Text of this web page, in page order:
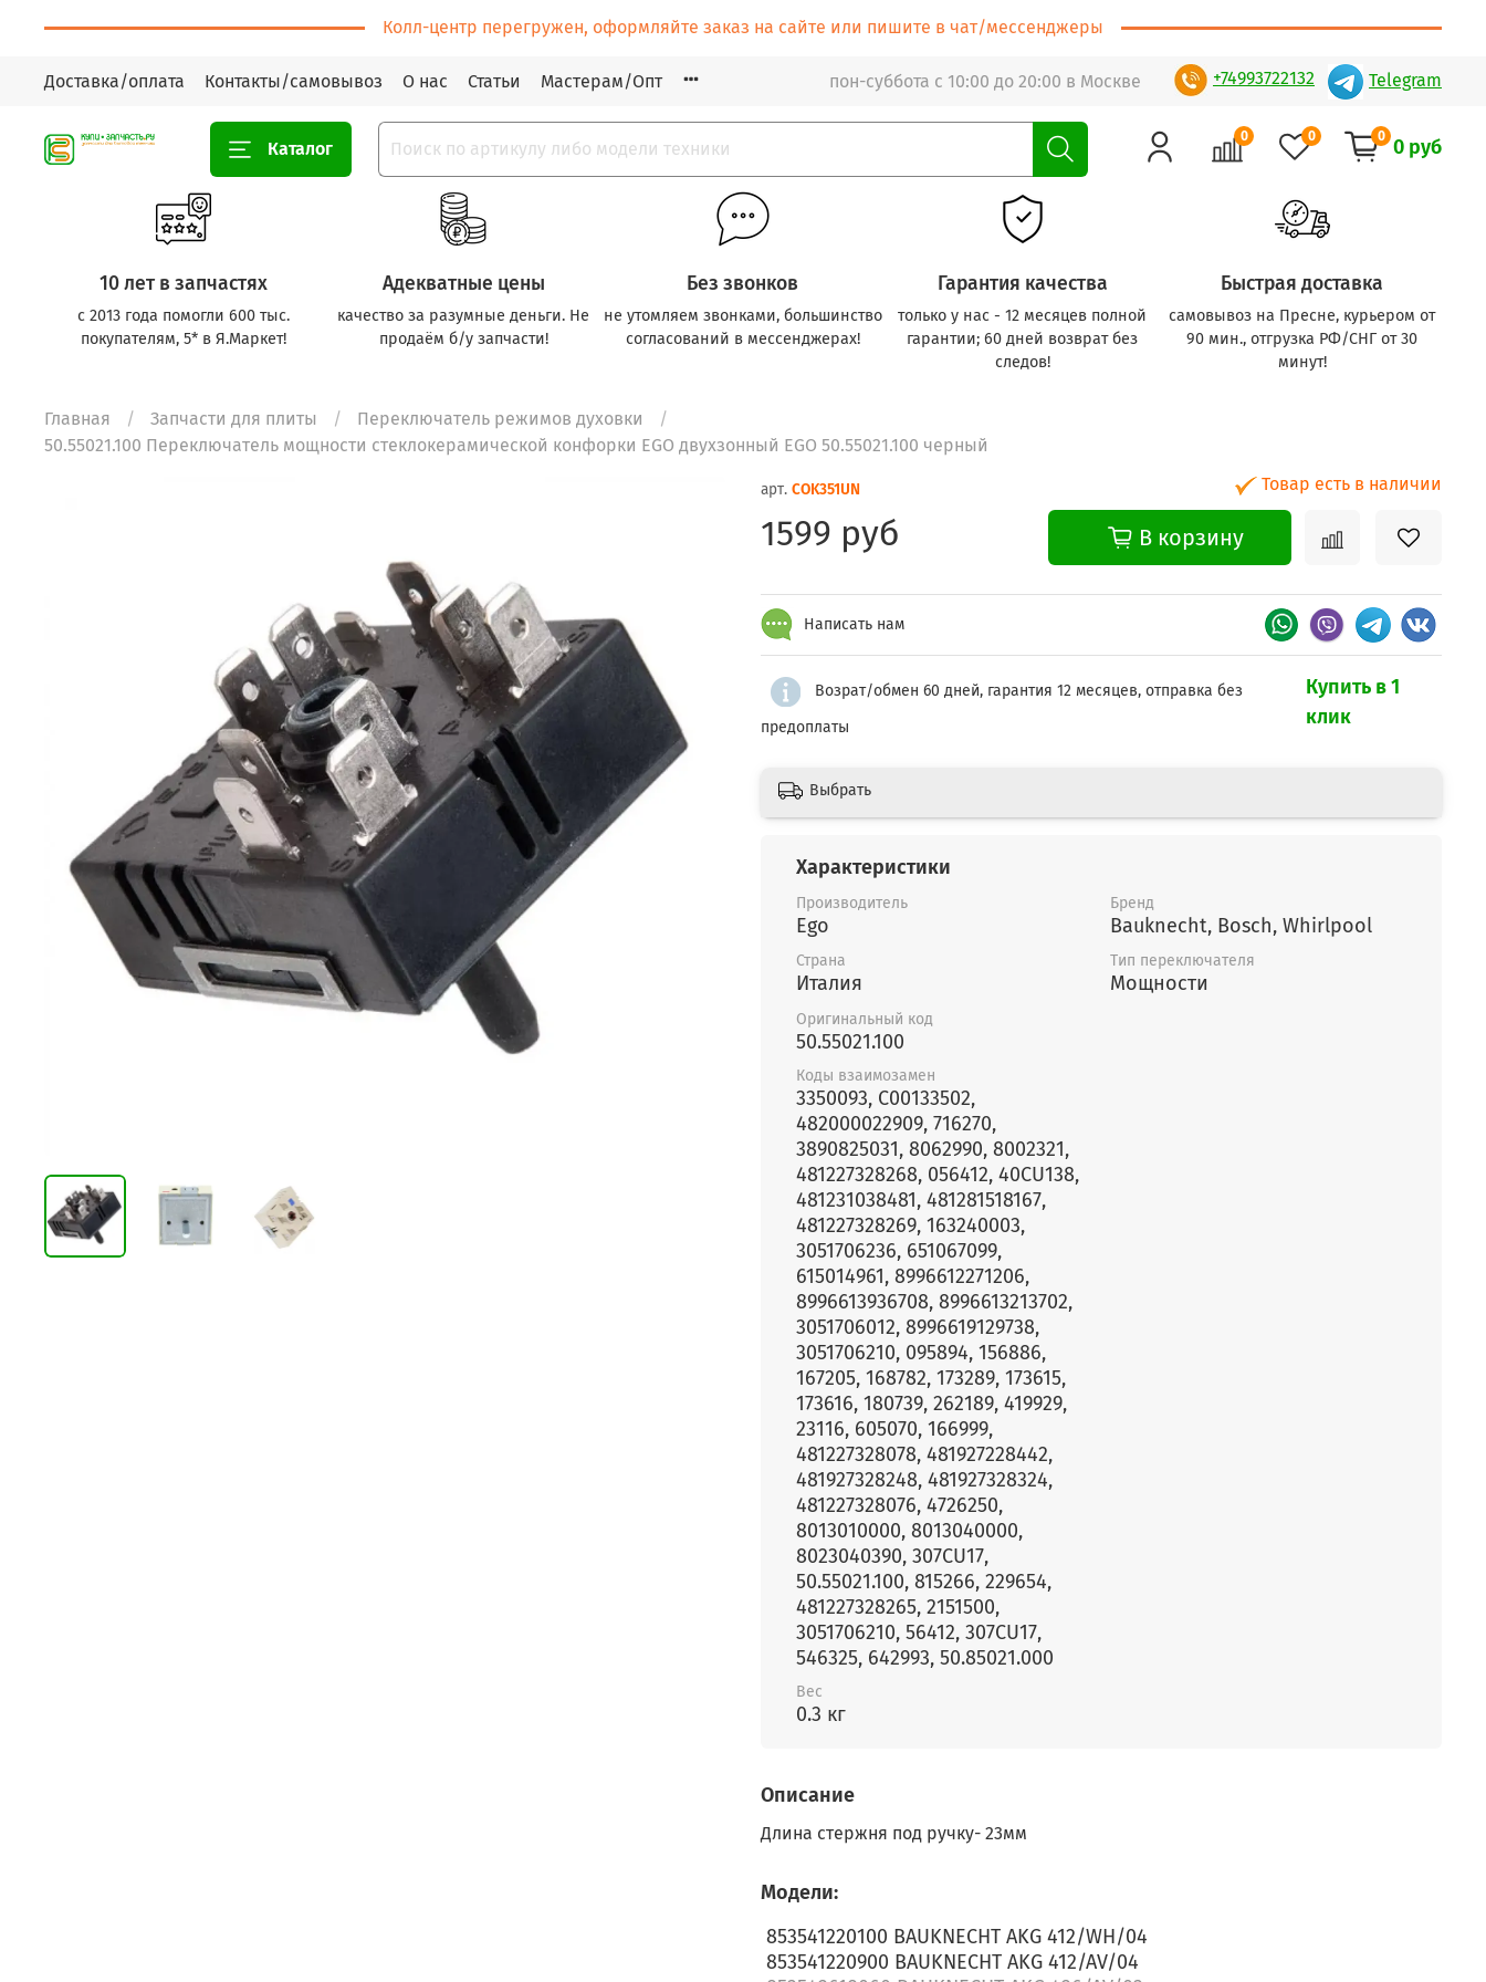
Колл-центр перегружен, оформляйте заказ на сайте или пишите в чат/мессенджеры
Доставка/оплата Контакты/самовывоз О нас Статьи Мастерам/Опт пон-суббота с 10:00 до 20:00 в Москве +74993722132 Telegram
Каталог
0 0 0 0 руб
10 лет в запчастях
с 2013 года помогли 600 тыс.
покупателям, 5* в Я.Маркет!
Адекватные цены
качество за разумные деньги. Не
продаём б/у запчасти!
Без звонков
не утомляем звонками, большинство
согласований в мессенджерах!
Гарантия качества
только у нас - 12 месяцев полной
гарантии; 60 дней возврат без
следов!
Быстрая доставка
самовывоз на Пресне, курьером от
90 мин., отгрузка РФ/СНГ от 30
минут!
Главная Запчасти для плиты
Переключатель режимов духовки
50.55021.100 Переключатель мощности стеклокерамической конфорки EGO двухзонный EGO 50.55021.100 черный
арт. COK351UN Товар есть в наличии
1599 руб В корзину
Написать нам
Возрат/обмен 60 дней, гарантия 12 месяцев, отправка без
предоплаты
Купить в 1
клик
Выбрать
Характеристики
Производитель
Ego
Бренд
Bauknecht, Bosch, Whirlpool
Страна
Италия
Тип переключателя
Мощности
Оригинальный код
50.55021.100
Коды взаимозамен
3350093, C00133502,
482000022909, 716270,
3890825031, 8062990, 8002321,
481227328268, 056412, 40CU138,
481231038481, 481281518167,
481227328269, 163240003,
3051706236, 651067099,
615014961, 8996612271206,
8996613936708, 8996613213702,
3051706012, 8996619129738,
3051706210, 095894, 156886,
167205, 168782, 173289, 173615,
173616, 180739, 262189, 419929,
23116, 605070, 166999,
481227328078, 481927228442,
481927328248, 481927328324,
481227328076, 4726250,
8013010000, 8013040000,
8023040390, 307CU17,
50.55021.100, 815266, 229654,
481227328265, 2151500,
3051706210, 56412, 307CU17,
546325, 642993, 50.85021.000
Вес
0.3 кг
Описание
Длина стержня под ручку- 23мм
Модели:
853541220100 BAUKNECHT AKG 412/WH/04
853541220900 BAUKNECHT AKG 412/AV/04